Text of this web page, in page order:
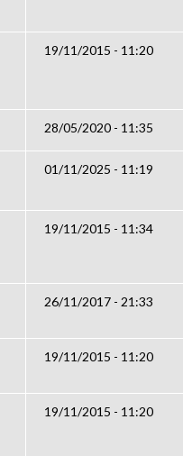
19/11/2015 - 11:20
28/05/2020 - 11:35
01/11/2025 - 11:19
19/11/2015 - 11:34
26/11/2017 - 21:33
19/11/2015 - 11:20
19/11/2015 - 11:20